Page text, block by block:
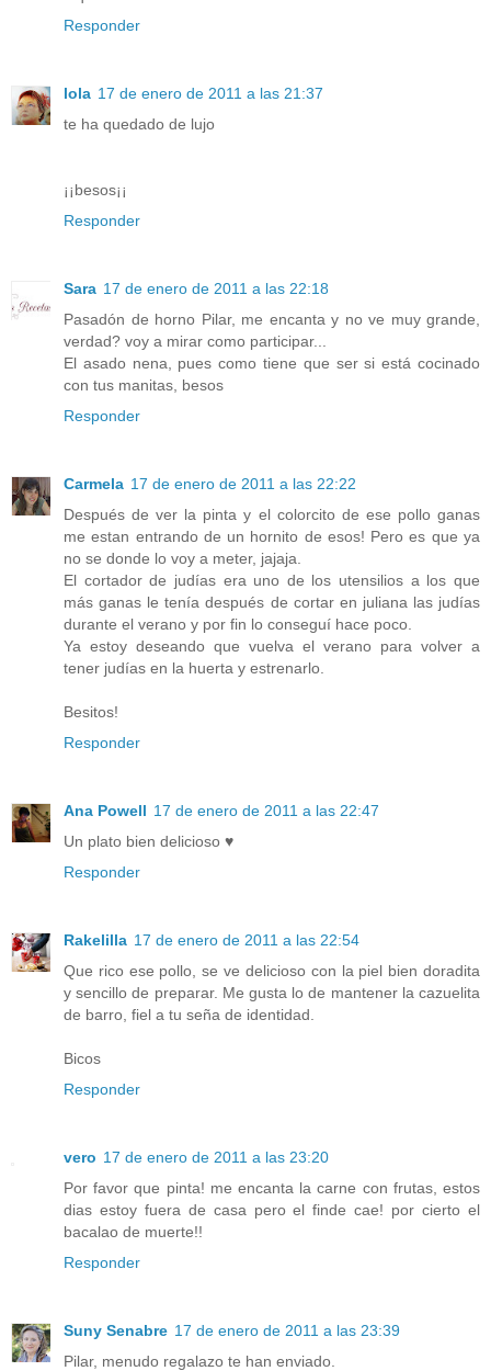
Responder
lola 17 de enero de 2011 a las 21:37
te ha quedado de lujo
¡¡besos¡¡
Responder
Sara 17 de enero de 2011 a las 22:18
Pasadón de horno Pilar, me encanta y no ve muy grande,
verdad? voy a mirar como participar...
El asado nena, pues como tiene que ser si está cocinado
con tus manitas, besos
Responder
Carmela 17 de enero de 2011 a las 22:22
Después de ver la pinta y el colorcito de ese pollo ganas
me estan entrando de un hornito de esos! Pero es que ya
no se donde lo voy a meter, jajaja.
El cortador de judías era uno de los utensilios a los que
más ganas le tenía después de cortar en juliana las judías
durante el verano y por fin lo conseguí hace poco.
Ya estoy deseando que vuelva el verano para volver a
tener judías en la huerta y estrenarlo.
Besitos!
Responder
Ana Powell 17 de enero de 2011 a las 22:47
Un plato bien delicioso ♥
Responder
Rakelilla 17 de enero de 2011 a las 22:54
Que rico ese pollo, se ve delicioso con la piel bien doradita
y sencillo de preparar. Me gusta lo de mantener la cazuelita
de barro, fiel a tu seña de identidad.
Bicos
Responder
vero 17 de enero de 2011 a las 23:20
Por favor que pinta! me encanta la carne con frutas, estos
dias estoy fuera de casa pero el finde cae! por cierto el
bacalao de muerte!!
Responder
Suny Senabre 17 de enero de 2011 a las 23:39
Pilar, menudo regalazo te han enviado.